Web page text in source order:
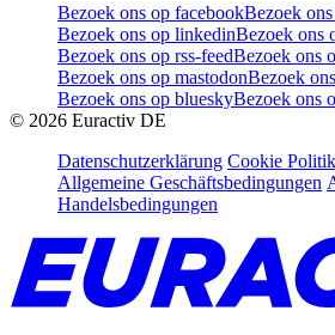
Bezoek ons op facebookBezoek
Bezoek ons op linkedinBezoek ons
Bezoek ons op rss-feedBezoek ons
Bezoek ons op mastodonBezoek
Bezoek ons op blueskyBezoek ons
© 2026 Euractiv DE
Datenschutzerklärung Cookie Politik
Allgemeine Geschäftsbedingungen
Handelsbedingungen